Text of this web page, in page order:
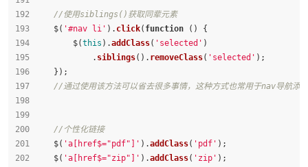
//使用siblings()获取同辈元素
    $(
'#nav li' ). click( function ( ) {
        $(
this ).addClass( 'selected' )
            .
siblings(). removeClass( 'selected' );
    });
//通过使用该方法可以省去很多事情，这种方式也常用于nav导航添
//个性化链接
    $(
'a[href$="pdf"]' ).addClass( 'pdf' );
    $(
'a[href$="zip"]' ).addClass( 'zip' );